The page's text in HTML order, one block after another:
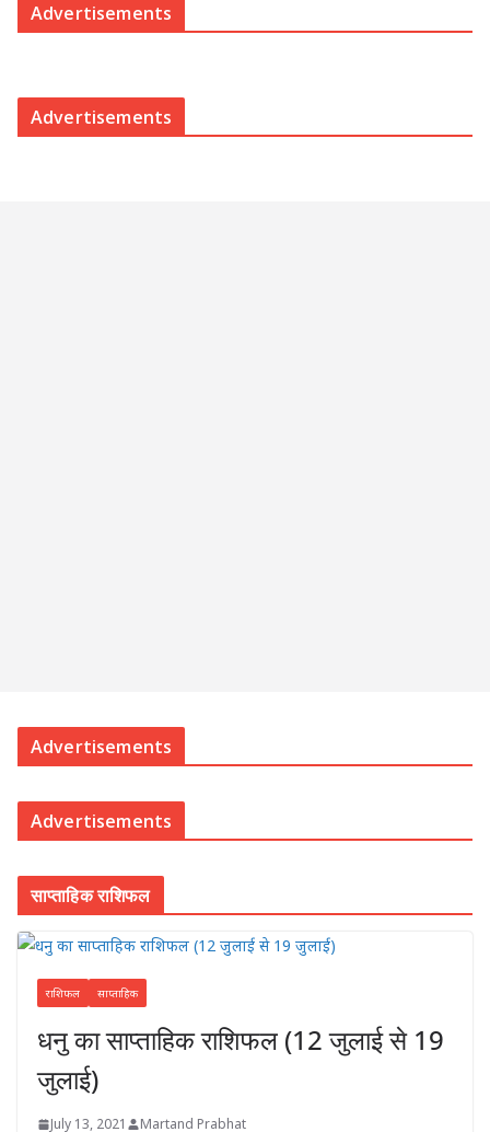
Advertisements
Advertisements
Advertisements
Advertisements
साप्ताहिक राशिफल
राशिफल साप्ताहिक
धनु का साप्ताहिक राशिफल (12 जुलाई से 19
जुलाई)
July 13, 2021 Martand Prabhat